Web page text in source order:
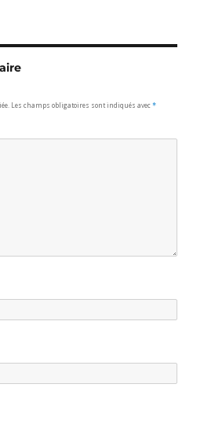
Les champs obligatoires sont indiqués avec*